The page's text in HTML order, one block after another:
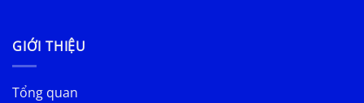
GIỚI THIỆU
Tổng quan